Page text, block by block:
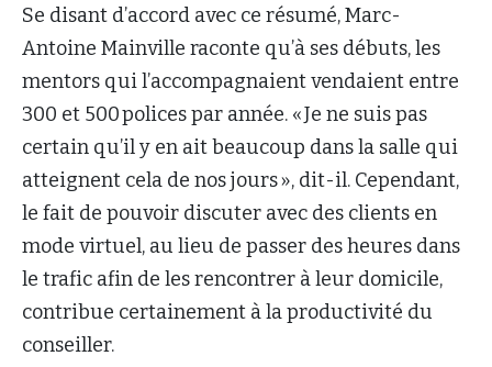
Se disant d’accord avec ce résumé, Marc-
Antoine Mainville raconte qu’à ses débuts, les
mentors qui l’accompagnaient vendaient entre
300 et 500 polices par année. « Je ne suis pas
certain qu’il y en ait beaucoup dans la salle qui
atteignent cela de nos jours », dit-il. Cependant,
le fait de pouvoir discuter avec des clients en
mode virtuel, au lieu de passer des heures dans
le trafic afin de les rencontrer à leur domicile,
contribue certainement à la productivité du
conseiller.